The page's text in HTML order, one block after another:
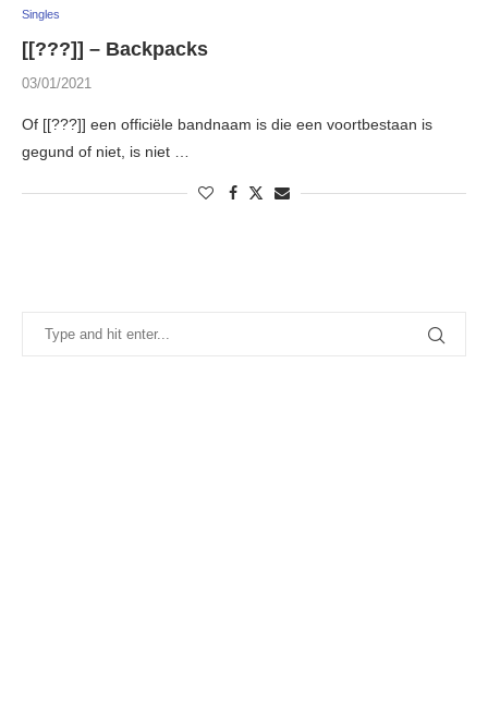
Singles
[[???]] – Backpacks
03/01/2021
Of [[???]] een officiële bandnaam is die een voortbestaan is
gegund of niet, is niet …